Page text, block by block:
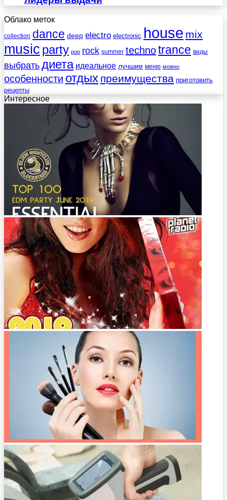
Облако меток
collection dance deep electro electronic house mix
music party pop rock summer technotrance виды
выбратьдиета идеальное лучшие меню можно
особенности отдых преимущества приготовить
рецепты
Интересное